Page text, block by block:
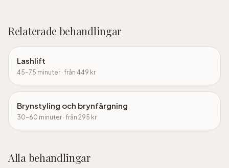
Relaterade behandlingar
Lashlift
45–75 minuter · från 449 kr
Brynstyling och brynfärgning
30–60 minuter · från 295 kr
Alla behandlingar